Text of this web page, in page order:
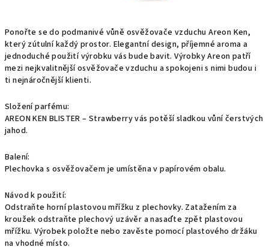
Ponořte se do podmanivé vůně osvěžovače vzduchu Areon Ken,
který zútulní každý prostor. Elegantní design, příjemné aroma a
jednoduché použití výrobku vás bude bavit. Výrobky Areon patří
mezi nejkvalitnější osvěžovače vzduchu a spokojeni s nimi budou i
ti nejnáročnější klienti.
Složení parfému:
AREON KEN BLISTER – Strawberry vás potěší sladkou vůní čerstvých
jahod.
Balení:
Plechovka s osvěžovačem je umístěna v papírovém obalu.
Návod k použití:
Odstraňte horní plastovou mřížku z plechovky. Zatažením za
kroužek odstraňte plechový uzávěr a nasaďte zpět plastovou
mřížku. Výrobek položte nebo zavěste pomocí plastového držáku
na vhodné místo.